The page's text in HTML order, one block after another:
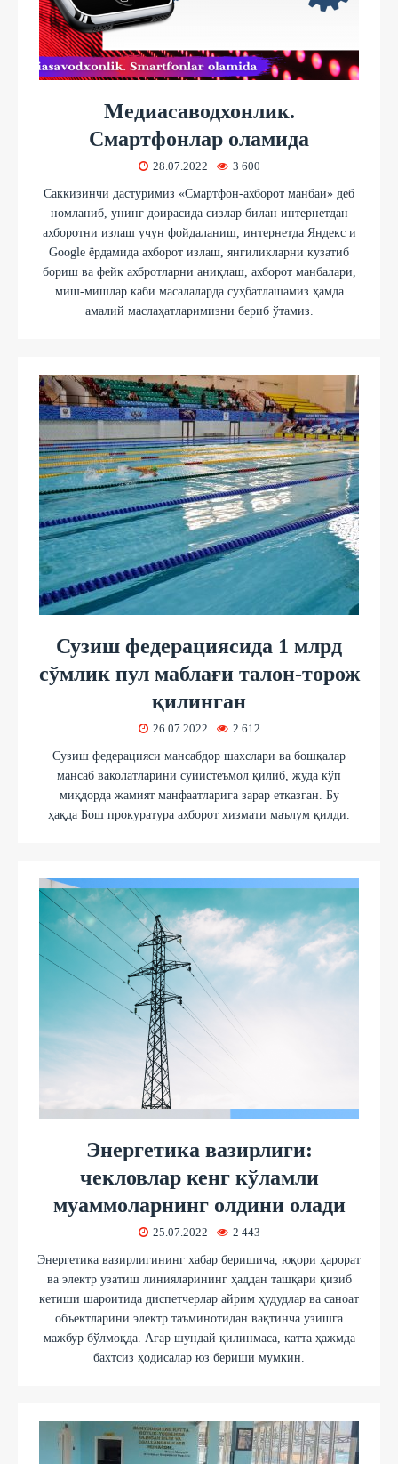
Медиасаводхонлик.
Смартфонлар оламида
28.07.2022 3 600
Саккизинчи дастуримиз «Смартфон-ахборот манбаи» деб
номланиб, унинг доирасида сизлар билан интернетдан
ахборотни излаш учун фойдаланиш, интернетда Яндекс и
Google ёрдамида ахборот излаш, янгиликларни кузатиб
бориш ва фейк ахбротларни аниқлаш, ахборот манбалари,
миш-мишлар каби масалаларда суҳбатлашамиз ҳамда
амалий маслаҳатларимизни бериб ўтамиз.
Сузиш федерациясида 1 млрд
сўмлик пул маблағи талон-торож
қилинган
26.07.2022 2 612
Сузиш федерацияси мансабдор шахслари ва бошқалар
мансаб ваколатларини суиистеъмол қилиб, жуда кўп
миқдорда жамият манфаатларига зарар етказган. Бу
ҳақда Бош прокуратура ахборот хизмати маълум қилди.
Энергетика вазирлиги:
чекловлар кенг кўламли
муаммоларнинг олдини олади
25.07.2022 2 443
Энергетика вазирлигининг хабар беришича, юқори ҳарорат
ва электр узатиш линияларининг ҳаддан ташқари қизиб
кетиши шароитида диспетчерлар айрим ҳудудлар ва саноат
объектларини электр таъминотидан вақтинча узишга
мажбур бўлмоқда. Агар шундай қилинмаса, катта ҳажмда
бахтсиз ҳодисалар юз бериши мумкин.